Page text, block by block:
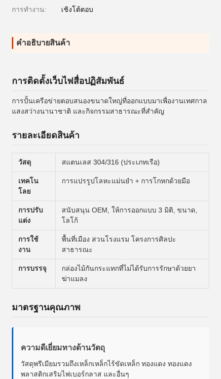
การทำงาน: เชิงโต้ตอบ
คําอธิบายสินค้า
การติดตั้งเว็บไฟสื่อปฏิสัมพันธ์
การปั้นเครือข่ายตอบสนองขนาดใหญ่ที่ออกแบบมาเพื่องานเทศกาล
แสงสว่างนานาชาติ และกิจกรรมสาธารณะที่สําคัญ
รายละเอียดสินค้า
วัสดุ สแตนเลส 304/316 (ประเภทเรือ)
เทคโน
โลย
การแปรรูปโลหะแม่นยํา + การโกหกด้วยมือ
การปรับ
แต่ง
สนับสนุน OEM, ให้การออกแบบ 3 มิติ, ขนาด,
โลโก้
การใช้
งาน
พื้นที่เมือง สวนโรงแรม โครงการศิลปะ
สาธารณะ
การบรรจุ
กล่องไม้กันกระแทกที่ไม่ได้รับการรักษาด้วยยา
ฆ่าแมลง
มาตรฐานคุณภาพ
ความดีเยี่ยมทางด้านวัตถุ
วัสดุพรีเมียมรวมถึงเหล็กเหล็กไร้ขัดเหล็ก ทองแดง ทองแดง
พลาสติกเสริมไฟเบอร์กลาส และอื่นๆ